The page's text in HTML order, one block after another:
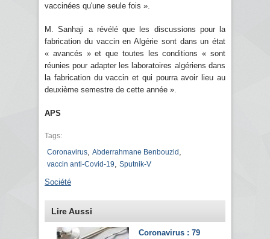
vaccinées qu'une seule fois ».
M. Sanhaji a révélé que les discussions pour la
fabrication du vaccin en Algérie sont dans un état
« avancés » et que toutes les conditions « sont
réunies pour adapter les laboratoires algériens dans
la fabrication du vaccin et qui pourra avoir lieu au
deuxième semestre de cette année ».
APS
Tags:
Coronavirus Abderrahmane Benbouzid
vaccin anti-Covid-19 Sputnik-V
Société
Lire Aussi
Coronavirus : 79